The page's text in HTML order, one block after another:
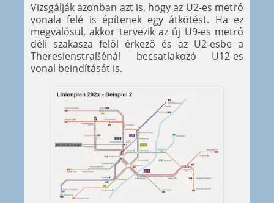
Vizsgálják azonban azt is, hogy az U2-es metró
vonala felé is építenek egy átkötést. Ha ez
megvalósul, akkor tervezik az új U9-es metró
déli szakasza felől érkező és az U2-esbe a
Theresienstraßénál becsatlakozó U12-es
vonal beindítását is.